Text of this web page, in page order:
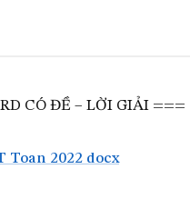
CÓ ĐỀ – LỜI GIẢI ===
Toan 2022 docx